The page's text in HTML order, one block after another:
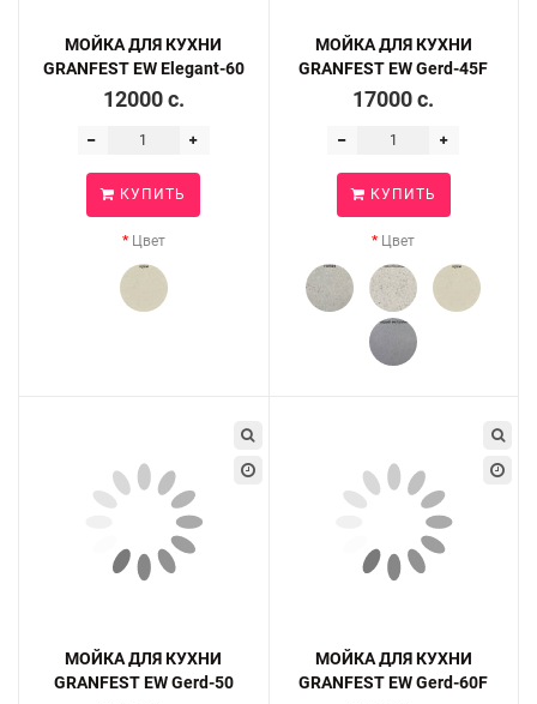
МОЙКА ДЛЯ КУХНИ
GRANFEST EW Elegant-60
12000 c.
КУПИТЬ
Цвет
МОЙКА ДЛЯ КУХНИ
GRANFEST EW Gerd-45F
17000 c.
КУПИТЬ
Цвет
МОЙКА ДЛЯ КУХНИ
GRANFEST EW Gerd-50
МОЙКА ДЛЯ КУХНИ
GRANFEST EW Gerd-60F